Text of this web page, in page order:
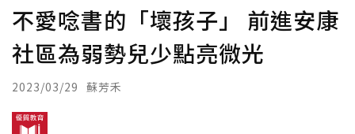
不愛唸書的「壞孩子」 前進安康
社區為弱勢兒少點亮微光
2023/03/29 蘇芳禾